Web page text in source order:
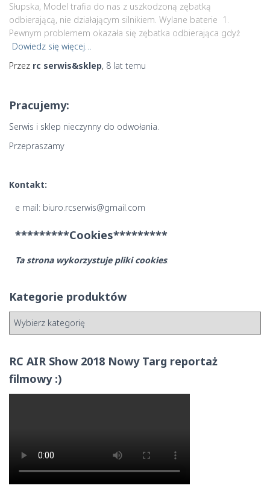
Słupska, Model trafia do nas z uszkodzoną zębatką
odbierającą, nie działającym silnikiem. Wylane baterie 1.
Pewnym problemem okazała się zębatka odbierająca gdyż
Dowiedz się więcej…
Przez rc serwis&sklep, 8 lat temu
Pracujemy:
Serwis i sklep nieczynny do odwołania.
Przepraszamy
Kontakt:
e mail: biuro.rcserwis@gmail.com
*********Cookies*********
Ta strona wykorzystuje pliki cookies.
Kategorie produktów
RC AIR Show 2018 Nowy Targ reportaż
filmowy :)